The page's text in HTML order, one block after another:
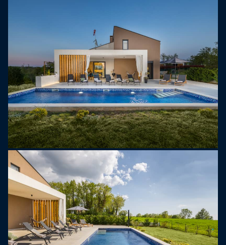
Přízemí se skládá ze světlého obývacího pokoje s
pohodlným posezením, plně vybavené kuchyně a
prostorné jídelny. Na tomto patře se nacházejí
také dvě ložnice s manželskými postelemi
velikosti king-size a vlastními koupelnami, spolu s
toaletou pro hosty a prádelnou.
V horním patře se nachází jedna další ložnice s
vlastní koupelnou a herna se dvěma přistýlkami.
Všechny ložnice jsou vybaveny klimatizací a
televizory.
Venkovní prostor je jedním z hlavních lákadel Villy
Arija. V zahradě se nachází soukromý bazén s
lehátky a krytá jídelna s grilem na dřevěné uhlí je
ideální pro příjemné stolování a posezení.